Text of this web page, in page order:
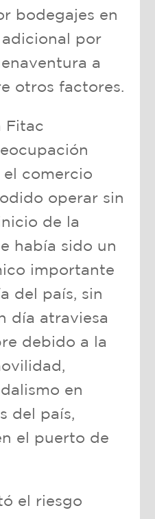
bodegajes en
por
a
otros factores.
Fitac
comercio
operar sin
de la
había sido un
importante
del país, sin
día atraviesa
debido a la
en
del país,
el puerto de
el riesgo